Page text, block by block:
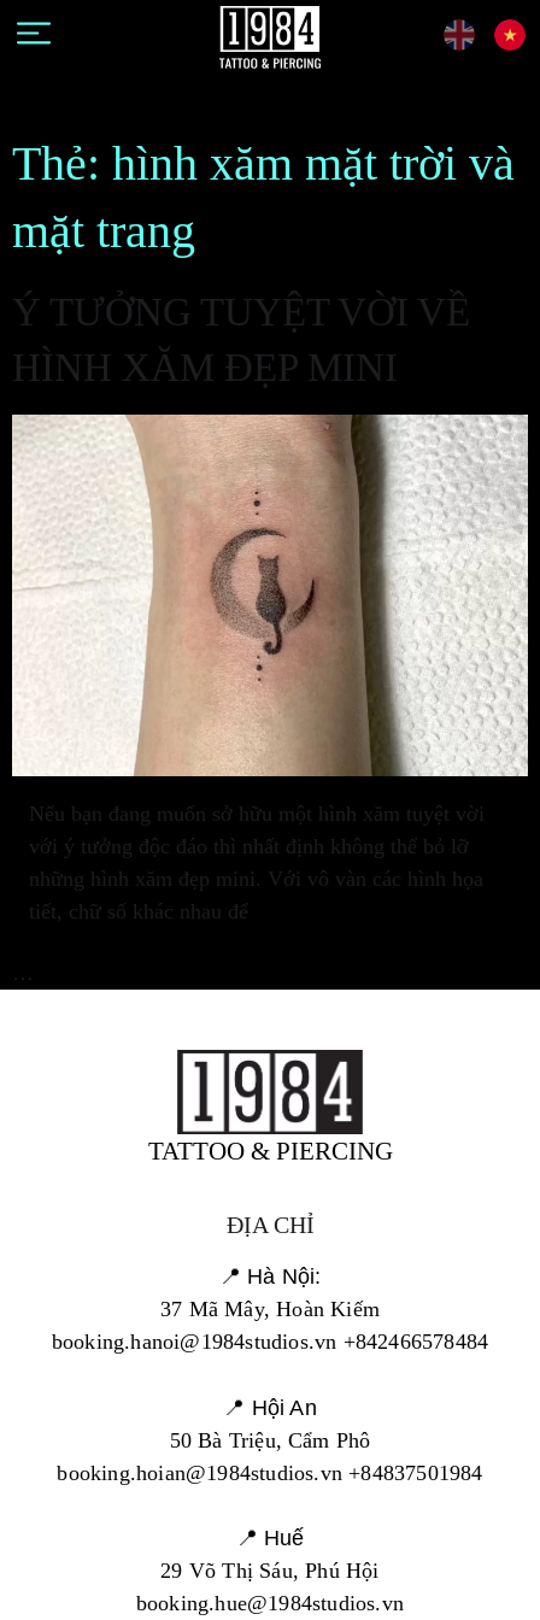
Thẻ: hình xăm mặt trời và
mặt trang
Ý TƯỞNG TUYỆT VỜI VỀ
HÌNH XĂM ĐẸP MINI
Nếu bạn đang muốn sở hữu một hình xăm tuyệt vời
với ý tưởng độc đáo thì nhất định không thể bỏ lỡ
những hình xăm đẹp mini. Với vô vàn các hình họa
tiết, chữ số khác nhau để
…
TATTOO & PIERCING
ĐỊA CHỈ
📍 Hà Nội:
37 Mã Mây, Hoàn Kiếm
booking.hanoi@1984studios.vn +842466578484
📍 Hội An
50 Bà Triệu, Cẩm Phô
booking.hoian@1984studios.vn +84837501984
📍 Huế
29 Võ Thị Sáu, Phú Hội
booking.hue@1984studios.vn